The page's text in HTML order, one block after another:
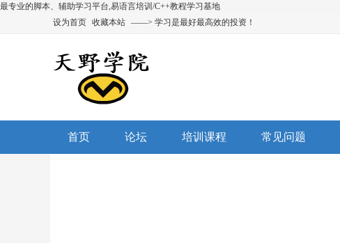
最专业的脚本、辅助学习平台,易语言培训/C++教程学习基地
设为首页 收藏本站 ——> 学习是最好最高效的投资！
首页 论坛 培训课程 常见问题